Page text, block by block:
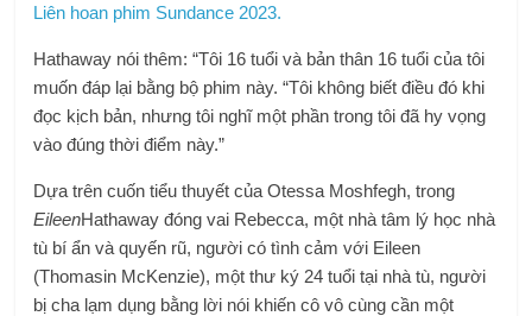
Liên hoan phim Sundance 2023.
Hathaway nói thêm: “Tôi 16 tuổi và bản thân 16 tuổi của tôi
muốn đáp lại bằng bộ phim này. “Tôi không biết điều đó khi
đọc kịch bản, nhưng tôi nghĩ một phần trong tôi đã hy vọng
vào đúng thời điểm này.”
Dựa trên cuốn tiểu thuyết của Otessa Moshfegh, trong
EileenHathaway đóng vai Rebecca, một nhà tâm lý học nhà
tù bí ẩn và quyến rũ, người có tình cảm với Eileen
(Thomasin McKenzie), một thư ký 24 tuổi tại nhà tù, người
bị cha lạm dụng bằng lời nói khiến cô vô cùng cần một